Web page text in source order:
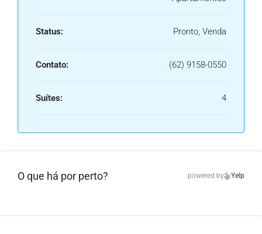
Status: Pronto, Venda
Contato: (62) 9158-0550
Suítes: 4
O que há por perto? powered by Yelp